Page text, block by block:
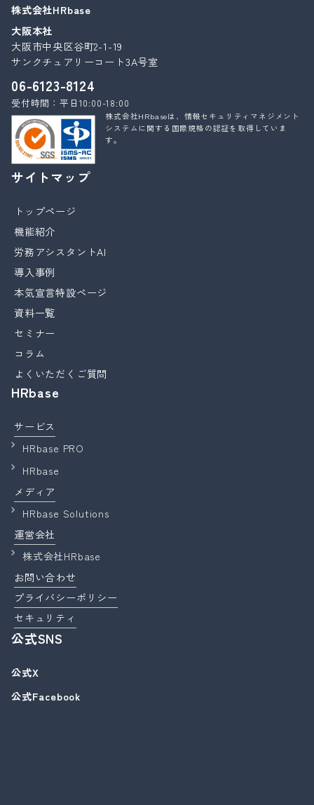
株式会社HRbase
大阪本社
大阪市中央区谷町2-1-19
サンクチュアリーコート3A号室
06-6123-8124
受付時間：平日10:00-18:00
株式会社HRbaseは、情報セキュリティマネジメント
システムに関する国際規格の認証を取得していま
す。
サイトマップ
トップページ
機能紹介
労務アシスタントAI
導入事例
本気宣言特設ページ
資料一覧
セミナー
コラム
よくいただくご質問
HRbase
サービス
HRbase PRO
HRbase
メディア
HRbase Solutions
運営会社
株式会社HRbase
お問い合わせ
プライバシーポリシー
セキュリティ
公式SNS
公式X
公式Facebook